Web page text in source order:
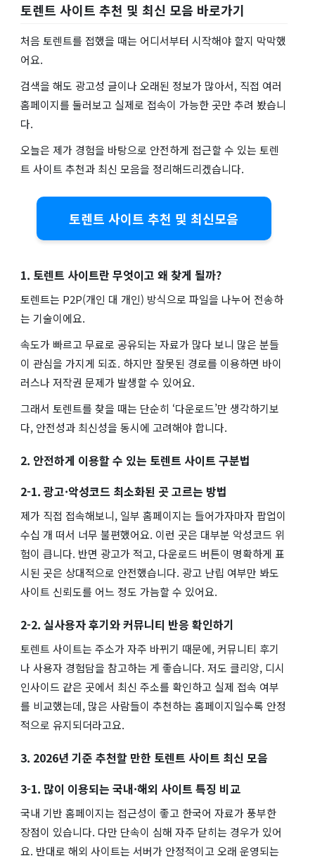
토렌트 사이트 추천 및 최신 모음 바로가기
처음 토렌트를 접했을 때는 어디서부터 시작해야 할지 막막했
어요.
검색을 해도 광고성 글이나 오래된 정보가 많아서, 직접 여러
홈페이지를 둘러보고 실제로 접속이 가능한 곳만 추려 봤습니
다.
오늘은 제가 경험을 바탕으로 안전하게 접근할 수 있는 토렌
트 사이트 추천과 최신 모음을 정리해드리겠습니다.
토렌트 사이트 추천 및 최신모음
1. 토렌트 사이트란 무엇이고 왜 찾게 될까?
토렌트는 P2P(개인 대 개인) 방식으로 파일을 나누어 전송하
는 기술이에요.
속도가 빠르고 무료로 공유되는 자료가 많다 보니 많은 분들
이 관심을 가지게 되죠. 하지만 잘못된 경로를 이용하면 바이
러스나 저작권 문제가 발생할 수 있어요.
그래서 토렌트를 찾을 때는 단순히 ‘다운로드’만 생각하기보
다, 안전성과 최신성을 동시에 고려해야 합니다.
2. 안전하게 이용할 수 있는 토렌트 사이트 구분법
2-1. 광고·악성코드 최소화된 곳 고르는 방법
제가 직접 접속해보니, 일부 홈페이지는 들어가자마자 팝업이
수십 개 떠서 너무 불편했어요. 이런 곳은 대부분 악성코드 위
험이 큽니다. 반면 광고가 적고, 다운로드 버튼이 명확하게 표
시된 곳은 상대적으로 안전했습니다. 광고 난립 여부만 봐도
사이트 신뢰도를 어느 정도 가늠할 수 있어요.
2-2. 실사용자 후기와 커뮤니티 반응 확인하기
토렌트 사이트는 주소가 자주 바뀌기 때문에, 커뮤니티 후기
나 사용자 경험담을 참고하는 게 좋습니다. 저도 클리앙, 디시
인사이드 같은 곳에서 최신 주소를 확인하고 실제 접속 여부
를 비교했는데, 많은 사람들이 추천하는 홈페이지일수록 안정
적으로 유지되더라고요.
3. 2026년 기준 추천할 만한 토렌트 사이트 최신 모음
3-1. 많이 이용되는 국내·해외 사이트 특징 비교
국내 기반 홈페이지는 접근성이 좋고 한국어 자료가 풍부한
장점이 있습니다. 다만 단속이 심해 자주 닫히는 경우가 있어
요. 반대로 해외 사이트는 서버가 안정적이고 오래 운영되는